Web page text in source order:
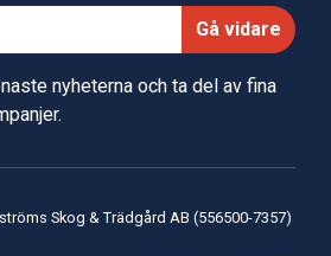
Gå vidare
nyheterna och ta del av fina
Skog & Trädgård AB (556500-7357)